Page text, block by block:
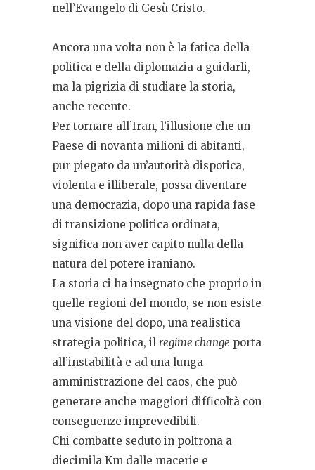
nell’Evangelo di Gesù Cristo.
Ancora una volta non è la fatica della
politica e della diplomazia a guidarli,
ma la pigrizia di studiare la storia,
anche recente.
Per tornare all’Iran, l’illusione che un
Paese di novanta milioni di abitanti,
pur piegato da un’autorità dispotica,
violenta e illiberale, possa diventare
una democrazia, dopo una rapida fase
di transizione politica ordinata,
significa non aver capito nulla della
natura del potere iraniano.
La storia ci ha insegnato che proprio in
quelle regioni del mondo, se non esiste
una visione del dopo, una realistica
strategia politica, il regime change porta
all’instabilità e ad una lunga
amministrazione del caos, che può
generare anche maggiori difficoltà con
conseguenze imprevedibili.
Chi combatte seduto in poltrona a
diecimila Km dalle macerie e